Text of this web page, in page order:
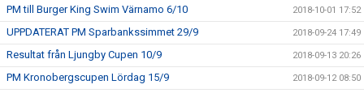
PM till Burger King Swim Värnamo 6/10 2018-10-01 17:52
UPPDATERAT PM Sparbankssimmet 29/9 2018-09-24 17:49
Resultat från Ljungby Cupen 10/9 2018-09-13 20:26
PM Kronobergscupen Lördag 15/9 2018-09-12 08:50